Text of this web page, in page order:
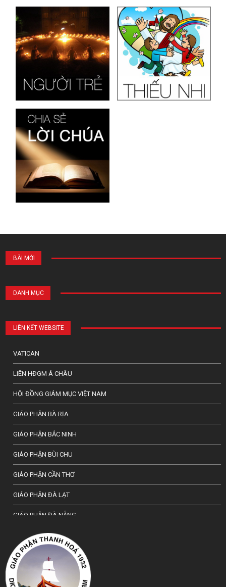
BÀI MỚI
DANH MỤC
LIÊN KẾT WEBSITE
VATICAN
LIÊN HĐGM Á CHÂU
HỘI ĐỒNG GIÁM MỤC VIỆT NAM
GIÁO PHẬN BÀ RỊA
GIÁO PHẬN BẮC NINH
GIÁO PHẬN BÙI CHU
GIÁO PHẬN CẦN THƠ
GIÁO PHẬN ĐÀ LẠT
GIÁO PHẬN ĐÀ NẴNG
TỔNG GIÁO PHẬN HÀ NỘI
GIÁO PHẬN HẢI PHÒNG
TỔNG GIÁO PHẬN HUẾ